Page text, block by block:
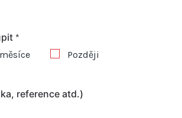
*
Později
reference atd.)